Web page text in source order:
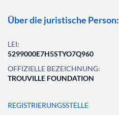
Über die juristische Person:
LEI:
5299000E7H5STYO7Q960
OFFIZIELLE BEZEICHNUNG:
TROUVILLE FOUNDATION
REGISTRIERUNGSSTELLE